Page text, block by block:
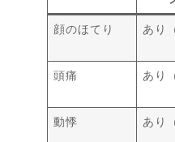
顔のほてり あり
頭痛 あり
動悸 あり